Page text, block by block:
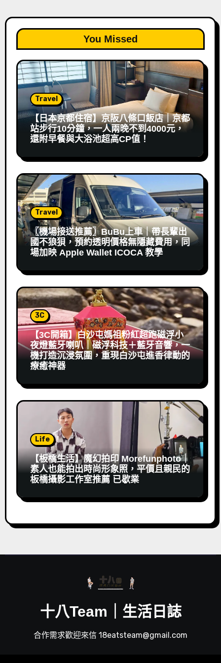
You Missed
Travel
【日本京都住宿】京阪八條口飯店｜京都
站步行10分鐘，一人兩晚不到4000元，
還附早餐與大浴池超高CP值！
Travel
〖機場接送推薦〗BuBu上車｜帶長輩出
國不狼狽，預約透明價格無隱藏費用，同
場加映 Apple Wallet ICOCA 教學
3C
【3C開箱】白沙屯媽祖粉紅超跑磁浮小
夜燈藍牙喇叭｜磁浮科技＋藍牙音響，一
機打造沉浸氛圍，重現白沙屯進香律動的
療癒神器
Life
【板橋生活】魔幻拍印 Morefunphoto｜
素人也能拍出時尚形象照，平價且親民的
板橋攝影工作室推薦 已歇業
十八Team｜生活日誌
合作需求歡迎來信 18eatsteam@gmail.com